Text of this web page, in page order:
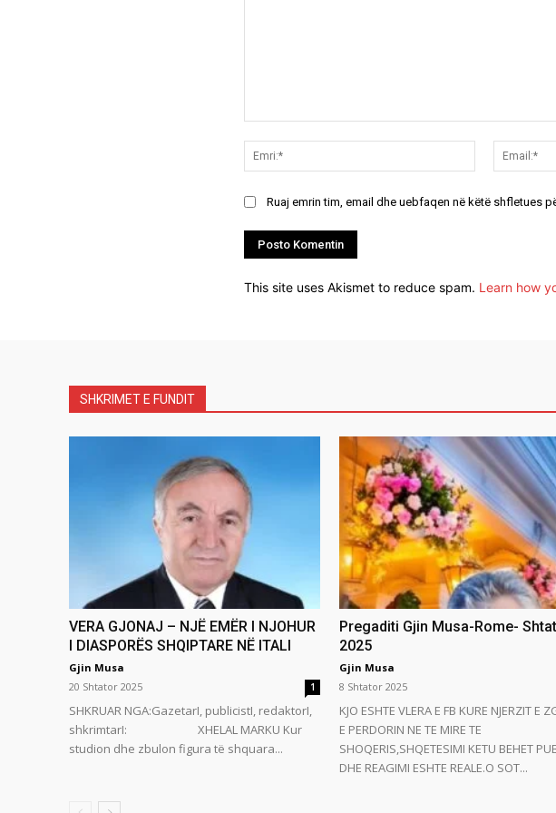
Emri:*
Ruaj emrin tim, email dhe uebfaqen në këtë shfletues
This site uses Akismet to reduce spam. Learn how
SHKRIMET E FUNDIT
VERA GJONAJ – NJË EMËR I NJOHUR
I DIASPORËS SHQIPTARE NË ITALI
Gjin Musa
20 Shtator 2025
1
SHKRUAR NGA:GazetarI, publicistI, redaktorI,
shkrimtarI: XHELAL MARKU Kur
studion dhe zbulon figura të shquara...
Pregaditi Gjin Musa-Rome-
2025
Gjin Musa
8 Shtator 2025
KJO ESHTE VLERA E FB KURE NJERZIT E
E PERDORIN NE TE MIRE TE
SHOQERIS,SHQETESIMI KETU BEHET
DHE REAGIMI ESHTE REALE.O SOT...